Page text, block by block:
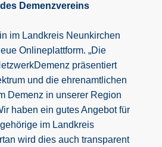
Demenzvereins
im Landkreis Neunkirchen
Onlineplattform. „Die
präsentiert
und die ehrenamtlichen
Demenz in unserer Region
haben ein gutes Angebot für
im Landkreis
wird dies auch transparent